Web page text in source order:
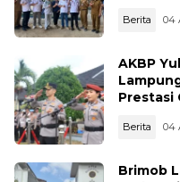
Berita 04
AKBP
Prestasi
Berita 04
Brimob